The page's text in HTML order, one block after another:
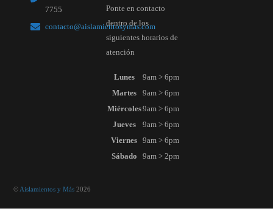
7755
contacto@aislamientosymas.com
Ponte en contacto
dentro de los
siguientes horarios de
atención
Lunes
9am > 6pm
Martes
9am > 6pm
Miércoles9am > 6pm
Jueves
9am > 6pm
Viernes
9am > 6pm
Sábado
9am > 2pm
© Aislamientos y Más 2026